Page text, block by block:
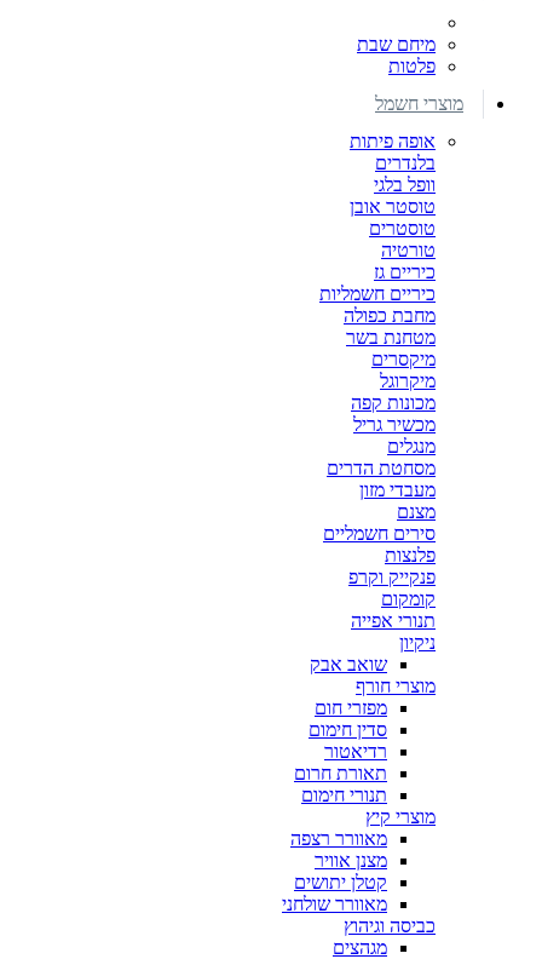
מיחם שבת
פלטות
מוצרי חשמל
אופה פיתות
בלנדרים
וופל בלגי
טוסטר אובן
טוסטרים
טורטיה
כיריים גז
כיריים חשמליות
מחבת כפולה
מטחנת בשר
מיקסרים
מיקרוגל
מכונות קפה
מכשיר גריל
מנגלים
מסחטת הדרים
מעבדי מזון
מצנם
סירים חשמליים
פלנצות
פנקייק וקרפ
קומקום
תנורי אפייה
ניקיון
שואב אבק
מוצרי חורף
מפזרי חום
סדין חימום
רדיאטור
תאורת חרום
תנורי חימום
מוצרי קיץ
מאוורר רצפה
מצנן אוויר
קטלן יתושים
מאוורר שולחני
כביסה וגיהוץ
מגהצים